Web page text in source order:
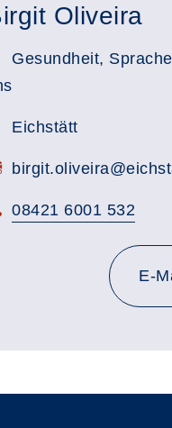
Oliveira
Gesundheit,
Eichstätt
08421 6001 532
E-